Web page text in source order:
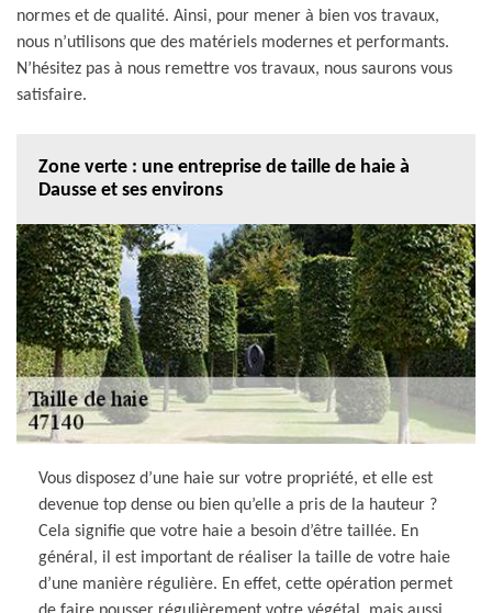
normes et de qualité. Ainsi, pour mener à bien vos travaux,
nous n’utilisons que des matériels modernes et performants.
N’hésitez pas à nous remettre vos travaux, nous saurons vous
satisfaire.
Zone verte : une entreprise de taille de haie à
Dausse et ses environs
Vous disposez d’une haie sur votre propriété, et elle est
devenue top dense ou bien qu’elle a pris de la hauteur ?
Cela signifie que votre haie a besoin d’être taillée. En
général, il est important de réaliser la taille de votre haie
d’une manière régulière. En effet, cette opération permet